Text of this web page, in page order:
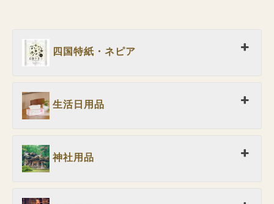
四国特紙・ネピア
生活日用品
神社用品